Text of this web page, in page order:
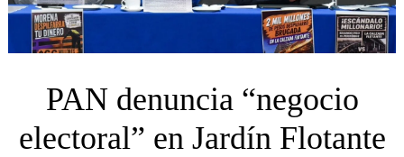
PAN denuncia “negocio
electoral” en Jardín Flotante